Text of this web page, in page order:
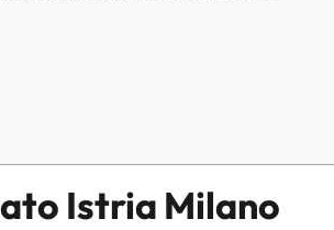
Istria Milano